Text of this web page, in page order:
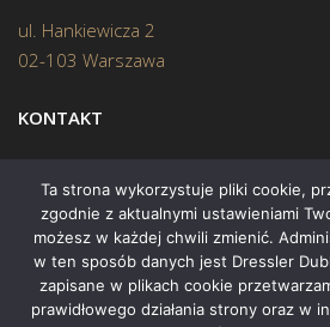
ul. Hankiewicza 2
02-103 Warszawa
KONTAKT
Biuro: (22) 45 70 402
Mail:biuro@swiatksiazki.pl
Ta strona wykorzystuje pliki cookie,
zgodnie z aktualnymi ustawieniami
możesz w każdej chwili zmienić.
w ten sposób danych jest Dressler
zapisane w plikach cookie
prawidłowego działania strony oraz w